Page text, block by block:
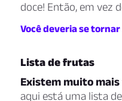
doce! Então, em vez
Você deveria se
Lista de frutas
Existem muito
aqui está uma lista